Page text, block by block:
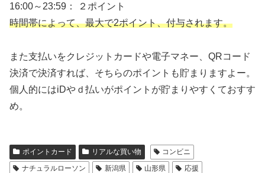
16:00～23:59： ２ポイント
時間帯によって、最大で2ポイント、付与されます。
また支払いをクレジットカードや電子マネー、QRコード
決済で決済すれば、そちらのポイントも貯まりますよー。
個人的にはiDやｄ払いがポイントが貯まりやすくておすす
め。
ポイントカード リアルな買い物
コンビニ
ナチュラルローソン
新潟県 山形県
応援